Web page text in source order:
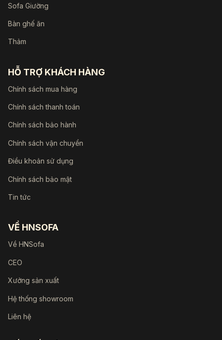
Sofa Giường
Bàn ghế ăn
Thảm
HỖ TRỢ KHÁCH HÀNG
Chính sách mua hàng
Chính sách thanh toán
Chính sách bảo hành
Chính sách vận chuyển
Điều khoản sử dụng
Chính sách bảo mật
Tin tức
VỀ HNSOFA
Về HNSofa
CEO
Xưởng sản xuất
Hệ thống showroom
Liên hệ